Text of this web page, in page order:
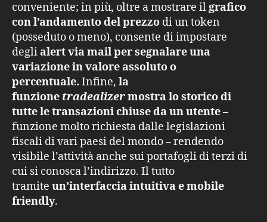
conveniente; in più, oltre a mostrare ilgrafico
con l’andamento del prezzo di un token
(posseduto o meno), consente di impostare
deglialert via mail per segnalare una
variazione in valore assoluto o
percentuale. Infine, la
funzione tradealizermostra lo storico di
tutte le transazioni chiuse da un utente–
funzione molto richiesta dalle legislazioni
fiscali di vari paesi del mondo – rendendo
visibile l’attività anche sui portafogli di terzi di
cui si conosca l’indirizzo. Il tutto
tramite un’interfaccia intuitiva e mobile
friendly.